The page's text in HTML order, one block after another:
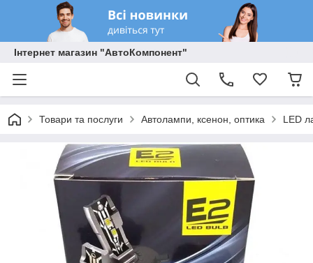
Інтернет магазин "АвтоКомпонент"
Товари та послуги Автолампи, ксенон, оптика LED